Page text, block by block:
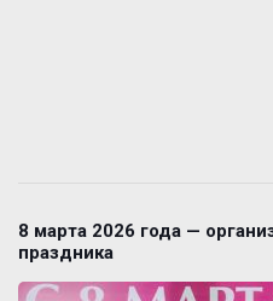
8 марта 2026 года —
праздника